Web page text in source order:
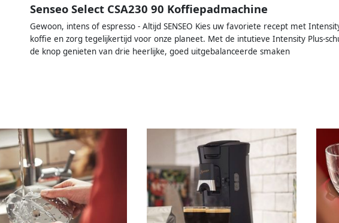
Senseo Select CSA230 90 Koffiepadmachine
Gewoon, intens of espresso - Altijd SENSEO Kies uw favoriete recept met
koffie en zorg tegelijkertijd voor onze planeet. Met de intutieve Intensity Plus-
de knop genieten van drie heerlijke, goed uitgebalanceerde smaken